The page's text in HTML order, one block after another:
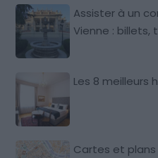
Assister à un
Vienne : billets,
Les 8 meilleurs
Cartes et